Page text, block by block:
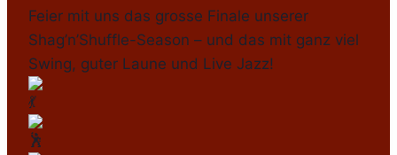
Feier mit uns das grosse Finale unserer
Shag’n’Shuffle-Season – und das mit ganz viel
Swing, guter Laune und Live Jazz!